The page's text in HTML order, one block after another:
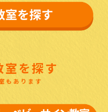
室を探す
もあります